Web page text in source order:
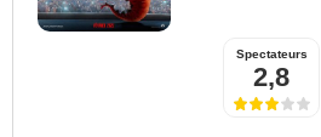
Spectateurs
2,8